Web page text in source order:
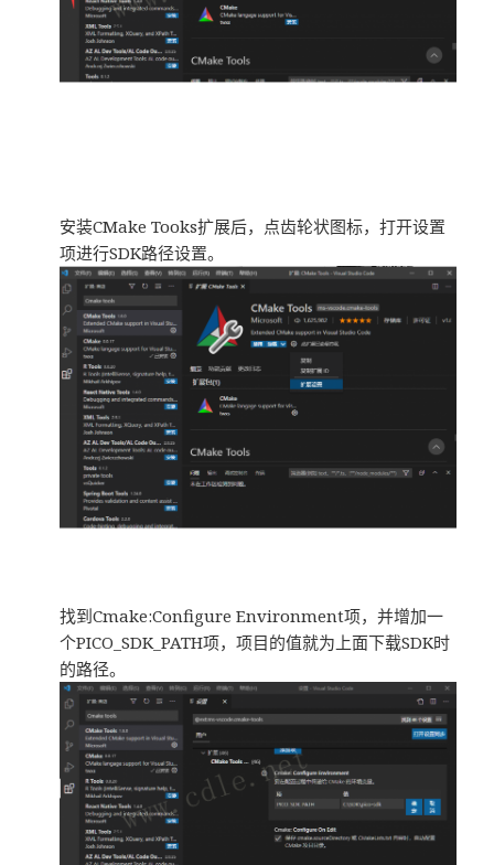
安装CMake Tooks扩展后，点齿轮状图标，打开设置
项进行SDK路径设置。
找到Cmake:Configure Environment项，并增加一
个PICO_SDK_PATH项，项目的值就为上面下载SDK时
的路径。